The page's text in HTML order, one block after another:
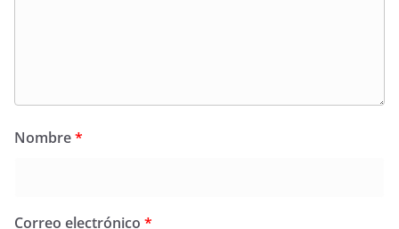
Nombre*
Correo electrónico *